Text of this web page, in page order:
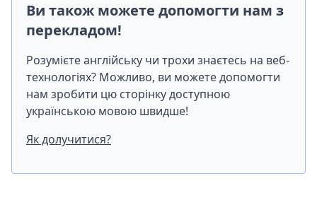
Ви також можете допомогти нам з
перекладом!
Розумієте англійську чи трохи знаєтесь на веб-
технологіях? Можливо, ви можете допомогти
нам зробити цю сторінку доступною
українською мовою швидше!
Як долучитися?